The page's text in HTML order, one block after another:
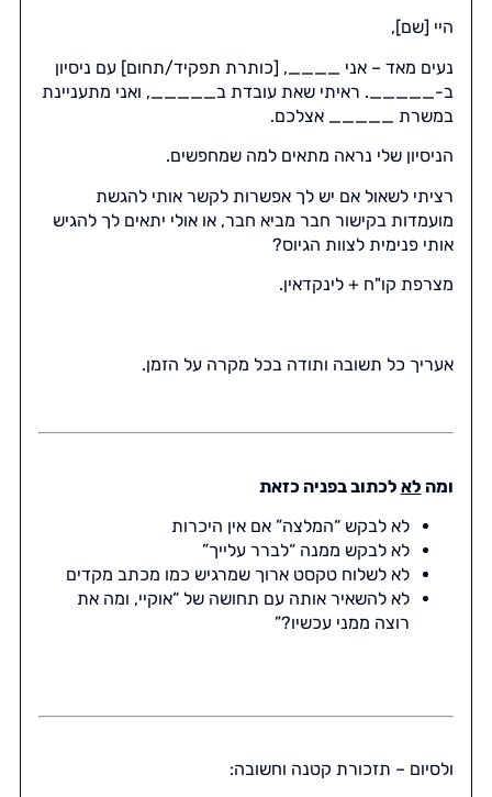
היי [שם],
נעים מאד – אני ____, [כותרת תפקיד/תחום] עם ניסיון
ב-_____. ראיתי שאת עובדת ב_____, ואני מתעניינת
במשרת _____ אצלכם.
הניסיון שלי נראה מתאים למה שמחפשים.
רציתי לשאול אם יש לך אפשרות לקשר אותי להגשת
מועמדות בקישור חבר מביא חבר, או אולי יתאים לך להגיש
אותי פנימית לצוות הגיוס?
מצרפת קו"ח + לינקדאין.
אעריך כל תשובה ותודה בכל מקרה על הזמן.
ומה לא לכתוב בפניה כזאת
לא לבקש “המלצה” אם אין היכרות
לא לבקש ממנה “לברר עלייך”
לא לשלוח טקסט ארוך שמרגיש כמו מכתב מקדים
לא להשאיר אותה עם תחושה של “אוקיי, ומה את
רוצה ממני עכשיו?”
ולסיום – תזכורת קטנה וחשובה: